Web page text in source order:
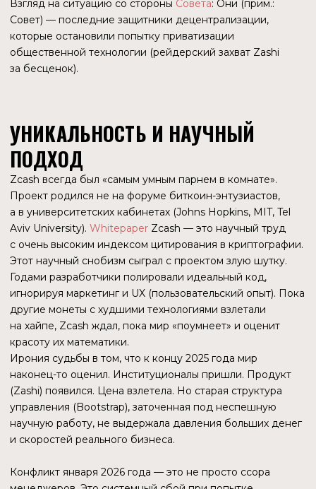
РОЛЬ«LOCKBOX»
За кадром конфликта вокруг Zashi маячит еще более
С ноября 2024 года 12% от всех добытых монет Zcash
направлялись в специальный «замороженный фонд»
(Lockbox), механизм распределения которого так
и не был утвержден сообществом.
Пока ZEC стоил $ 30, в этом фонде лежали «копейки».
Когда ZEC достиг $ 750, в Lockbox уже аккумулировались
десятки миллионов долларов.
Есть обоснованное предположение, что борьба шла
не только за выручку кошелька, но и за контроль над
ключами к этому фонду. Коммерческая структура
Свихарта, вероятно, рассчитывала претендовать
на гранты из этого «сундука» для агрессивного
маркетинга. Совет Bootstrap, опасаясь регуляторов (SEC),
занял позицию глухой обороны: «деньги лежат до лучших
времен».
Катастрофа 7 января — это результат «болезни роста».
и прибыльным, чтобы управляться горсткой идеалистов
по правилам благотворительного кружка. Разработчики
7 ЯНВАРЯ 2026.ВЫНУЖДЕННОЕ
УВОЛЬНЕНИЕ
заявления написала вся команда разработчиков.
Это был демарш. Уходя, команда не передала доступы
к ряду корпоративных аккаунтов, фактически оставив
Совет с «пустой оболочкой» от компании ECC.